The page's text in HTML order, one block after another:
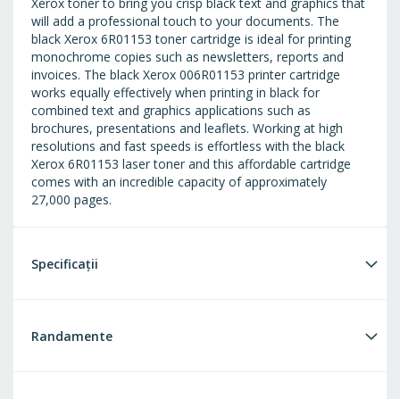
will add a professional touch to your documents. The
black Xerox 6R01153 toner cartridge is ideal for printing
monochrome copies such as newsletters, reports and
invoices. The black Xerox 006R01153 printer cartridge
works equally effectively when printing in black for
combined text and graphics applications such as
brochures, presentations and leaflets. Working at high
resolutions and fast speeds is effortless with the black
Xerox 6R01153 laser toner and this affordable cartridge
comes with an incredible capacity of approximately
27,000 pages.
Specificații
Randamente